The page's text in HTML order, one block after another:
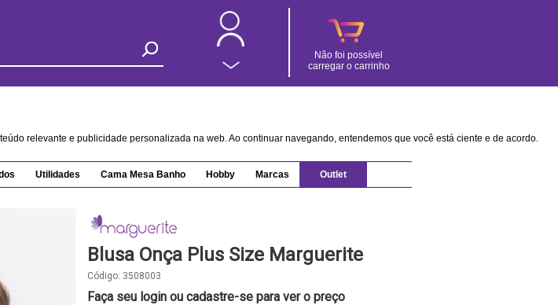
Não foi possível
carregar o carrinho
relevante e publicidade personalizada na web. Ao continuar navegando, entendemos que você está ciente e de acordo.
Utilidades Cama Mesa Banho Hobby Marcas Outlet
Blusa Onça Plus Size Marguerite
Código: 3508003
Faça seu login ou cadastre-se para ver o preço